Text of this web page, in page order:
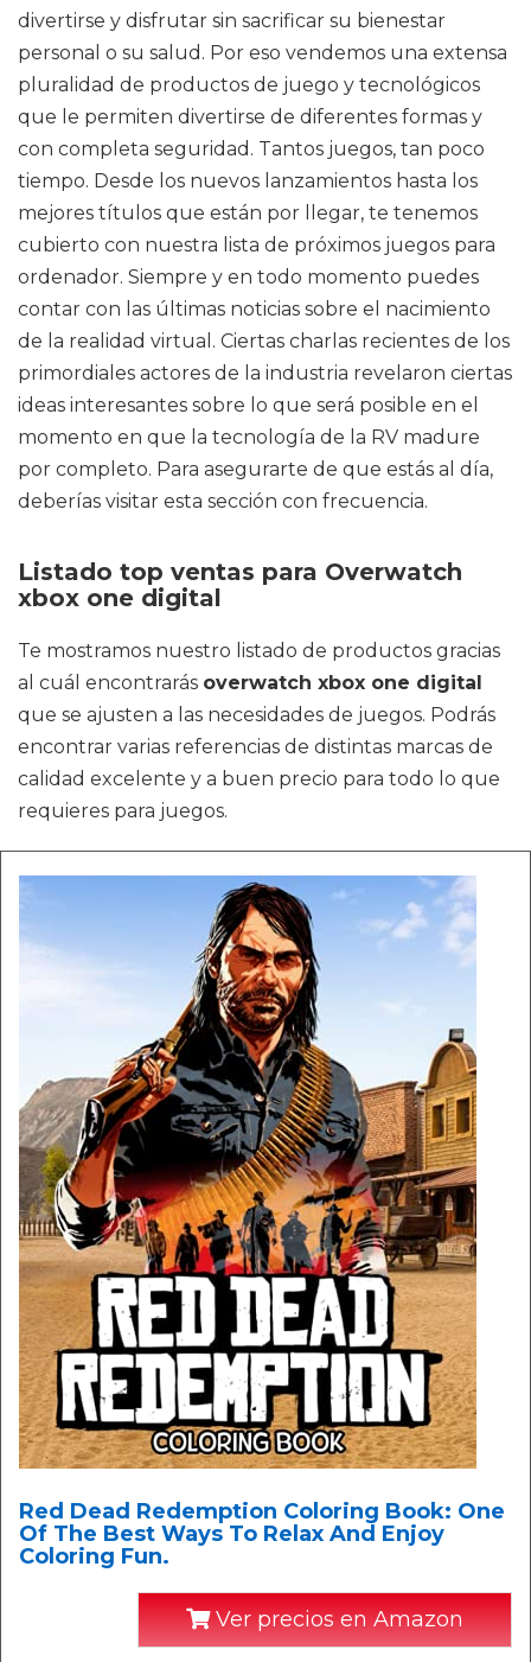
divertirse y disfrutar sin sacrificar su bienestar
personal o su salud. Por eso vendemos una extensa
pluralidad de productos de juego y tecnológicos
que le permiten divertirse de diferentes formas y
con completa seguridad. Tantos juegos, tan poco
tiempo. Desde los nuevos lanzamientos hasta los
mejores títulos que están por llegar, te tenemos
cubierto con nuestra lista de próximos juegos para
ordenador. Siempre y en todo momento puedes
contar con las últimas noticias sobre el nacimiento
de la realidad virtual. Ciertas charlas recientes de los
primordiales actores de la industria revelaron ciertas
ideas interesantes sobre lo que será posible en el
momento en que la tecnología de la RV madure
por completo. Para asegurarte de que estás al día,
deberías visitar esta sección con frecuencia.
Listado top ventas para Overwatch
xbox one digital
Te mostramos nuestro listado de productos gracias
al cuál encontrarás overwatch xbox one digital
que se ajusten a las necesidades de juegos. Podrás
encontrar varias referencias de distintas marcas de
calidad excelente y a buen precio para todo lo que
requieres para juegos.
Red Dead Redemption Coloring Book: One
Of The Best Ways To Relax And Enjoy
Coloring Fun.
Ver precios en Amazon